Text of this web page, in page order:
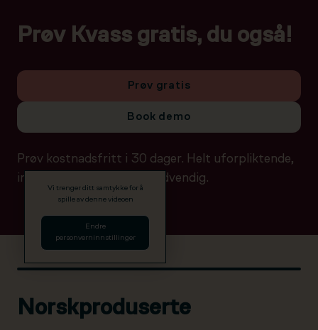
Prøv Kvass gratis, du også!
Prøv gratis
Book demo
Prøv kostnadsfritt i 30 dager. Helt uforpliktende,
ingen betalingsdetaljer nødvendig.
Vi trenger ditt samtykke for å
spille av denne videoen
Endre
personverninnstillinger
Norskproduserte